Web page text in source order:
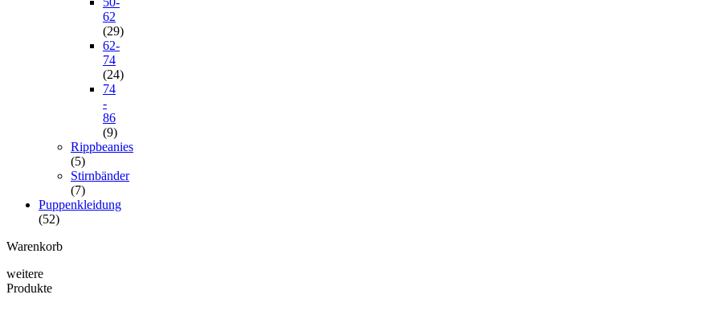
62
(29)
62-
74
(24)
74
-
86
(9)
Rippbeanies
(5)
Stirnbänder
(7)
Puppenkleidung
(52)
Warenkorb
weitere
Produkte